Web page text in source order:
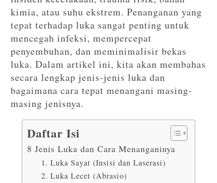
kimia, atau suhu ekstrem. Penanganan yang
tepat terhadap luka sangat penting untuk
mencegah infeksi, mempercepat
penyembuhan, dan meminimalisir bekas
luka. Dalam artikel ini, kita akan membahas
secara lengkap jenis-jenis luka dan
bagaimana cara tepat menangani masing-
masing jenisnya.
Daftar Isi
8 Jenis Luka dan Cara Menanganinya
1. Luka Sayat (Insisi dan Laserasi)
2. Luka Lecet (Abrasio)